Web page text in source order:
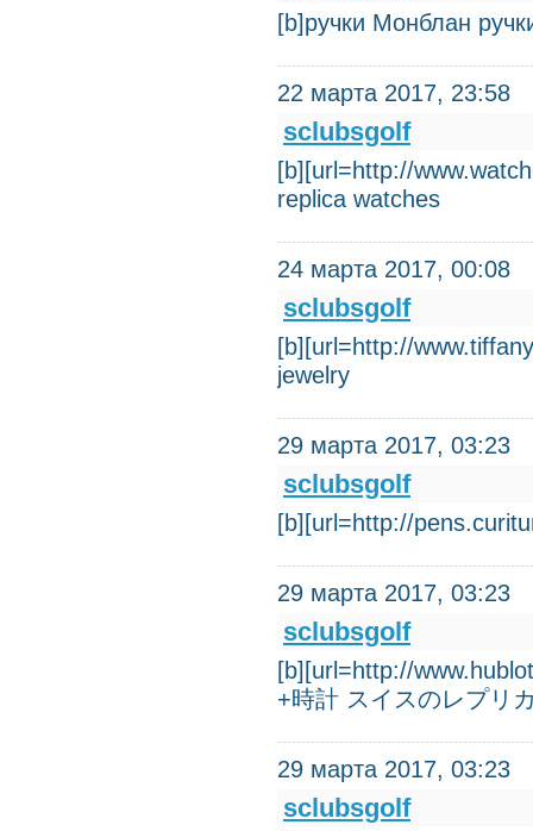
[b]ручки Монблан
22 марта 2017, 23:58
sclubsgolf
[b][url=http://
replica watches
24 марта 2017, 00:08
sclubsgolf
[b][url=http://
jewelry
29 марта 2017, 03:23
sclubsgolf
[b][url=http://
29 марта 2017, 03:23
sclubsgolf
[b][url=http://
+時計 スイスのレプリ
29 марта 2017, 03:23
sclubsgolf